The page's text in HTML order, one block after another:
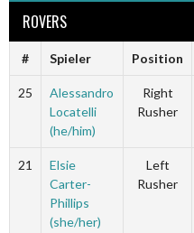
ROVERS
# Spieler Position
25
Alessandro
Locatelli
(he/him)
Right
Rusher
21
Elsie
Carter-
Phillips
(she/her)
Left
Rusher